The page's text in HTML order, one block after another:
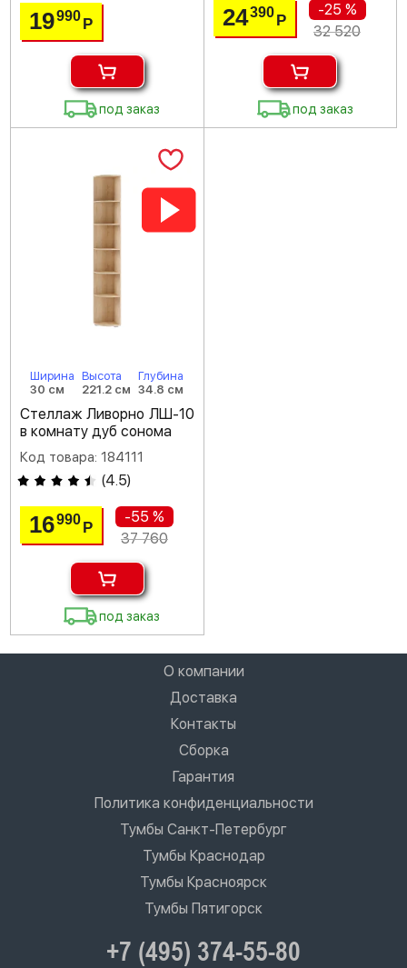
19990Р
под заказ
24390 Р
-25 %
32 520
под заказ
Ширина
30 см
Высота
221.2 см
Глубина
34.8 см
Стеллаж Ливорно ЛШ-10
в комнату дуб сонома
Код товара: 184111
(4.5)
16990Р
-55 %
37 760
под заказ
О компании
Доставка
Контакты
Сборка
Гарантия
Политика конфиденциальности
Тумбы Санкт-Петербург
Тумбы Краснодар
Тумбы Красноярск
Тумбы Пятигорск
+7 (495) 374-55-80